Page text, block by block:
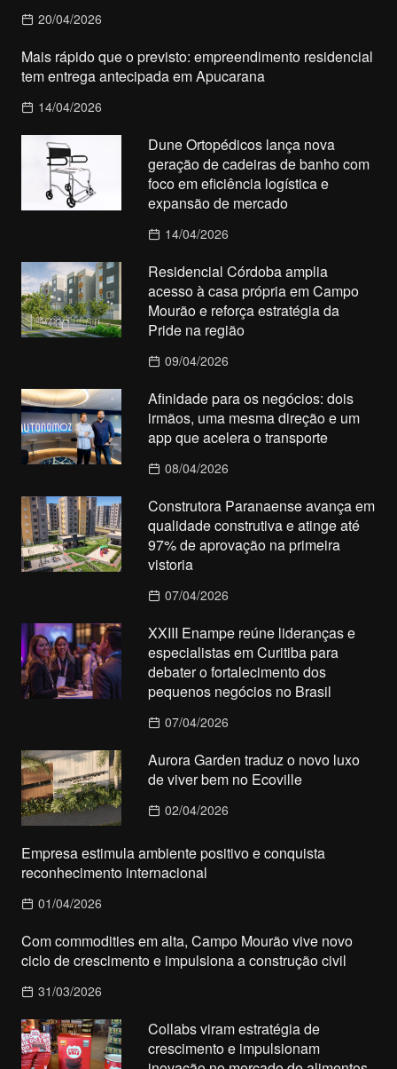
20/04/2026
Mais rápido que o previsto: empreendimento residencial
tem entrega antecipada em Apucarana
14/04/2026
Dune Ortopédicos lança nova
geração de cadeiras de banho com
foco em eficiência logística e
expansão de mercado
14/04/2026
Residencial Córdoba amplia
acesso à casa própria em Campo
Mourão e reforça estratégia da
Pride na região
09/04/2026
Afinidade para os negócios: dois
irmãos, uma mesma direção e um
app que acelera o transporte
08/04/2026
Construtora Paranaense avança em
qualidade construtiva e atinge até
97% de aprovação na primeira
vistoria
07/04/2026
XXIII Enampe reúne lideranças e
especialistas em Curitiba para
debater o fortalecimento dos
pequenos negócios no Brasil
07/04/2026
Aurora Garden traduz o novo luxo
de viver bem no Ecoville
02/04/2026
Empresa estimula ambiente positivo e conquista
reconhecimento internacional
01/04/2026
Com commodities em alta, Campo Mourão vive novo
ciclo de crescimento e impulsiona a construção civil
31/03/2026
Collabs viram estratégia de
crescimento e impulsionam